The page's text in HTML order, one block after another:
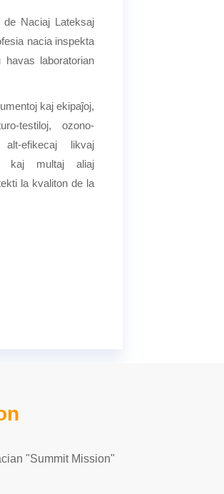
Naciaj Lateksaj
nacia inspekta
laboratorian
kaj ekipaĵoj,
testiloj, ozono-
efikecaj likvaj
kaj multaj aliaj
la kvaliton de la
"Summit Mission"